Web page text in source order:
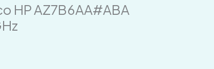
HP AZ7B6AA#ABA